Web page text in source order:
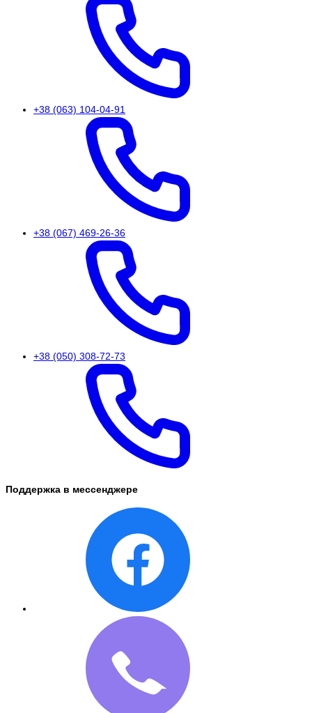
+38 (063) 104-04-91
+38 (067) 469-26-36
+38 (050) 308-72-73
Поддержка в мессенджере